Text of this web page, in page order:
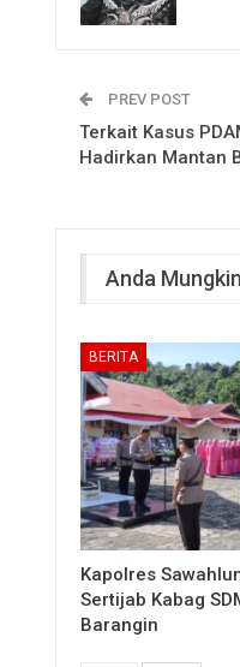
PREV POST
Terkait Kasus
Hadirkan Mantan
Anda
BERITA
Kapolres
Sertijab Kabag
Barangin